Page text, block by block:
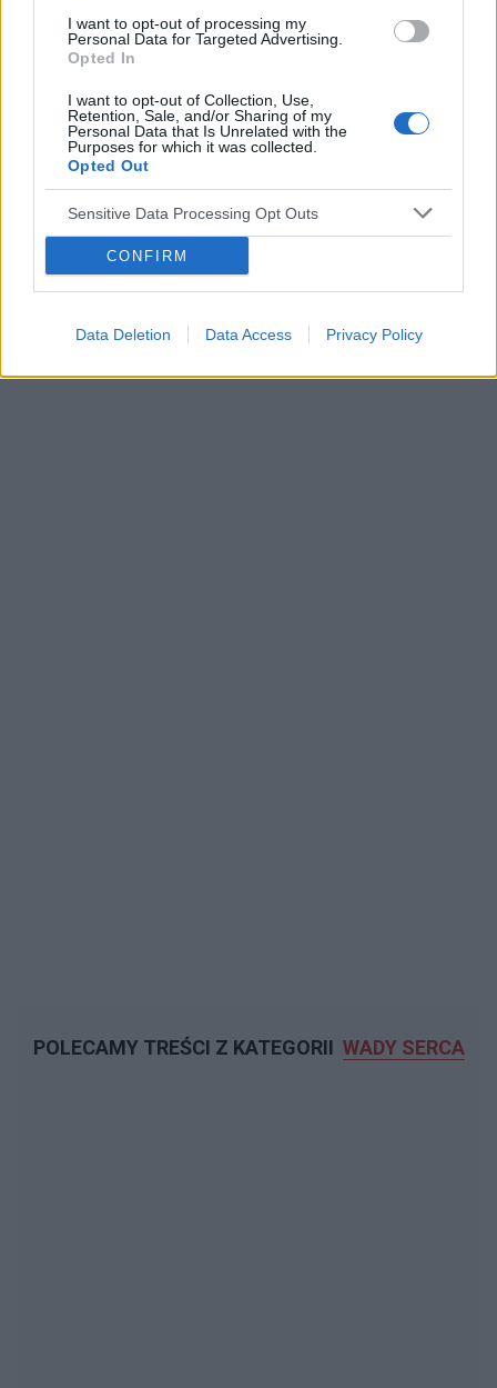
I want to opt-out of processing my
Personal Data for Targeted Advertising.
Opted In
I want to opt-out of Collection, Use,
Retention, Sale, and/or Sharing of my
Personal Data that Is Unrelated with the
Purposes for which it was collected.
Opted Out
Sensitive Data Processing Opt Outs
CONFIRM
Data Deletion Data Access Privacy Policy
chromograniny wynik wyszedł wysoki 240 przy
normie100. Pani gastrolog stwierdziła że z takim
stężeniem można żyć. Ale lekarz rodzinny twierdzi że
POLECAMY TREŚCI Z KATEGORII WADY SERCA